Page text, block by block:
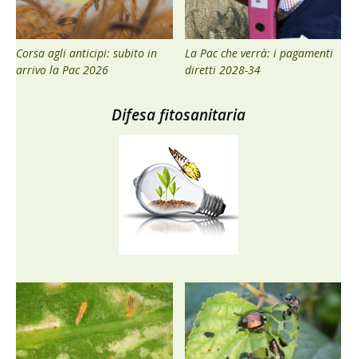
Corsa agli anticipi: subito in
arrivo la Pac 2026
La Pac che verrà: i pagamenti
diretti 2028-34
Difesa fitosanitaria